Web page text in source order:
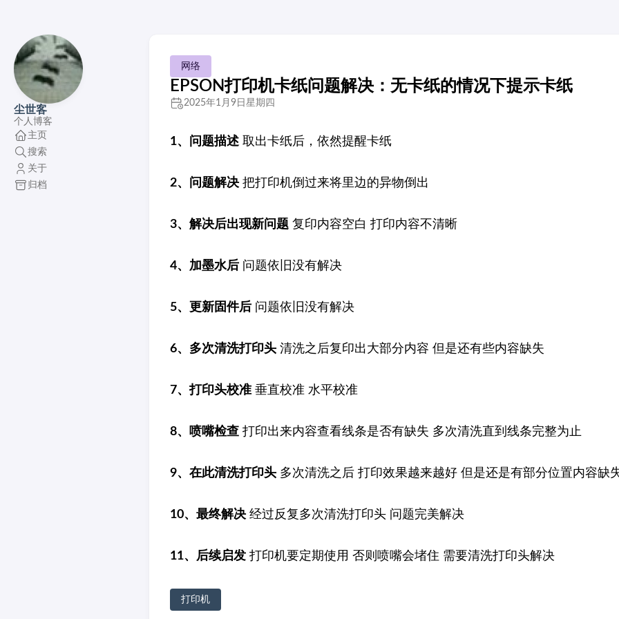
尘世客
个人博客
主页
搜索
关于
归档
网络
EPSON打印机卡纸问题解决：无卡纸的情况下提示卡纸
2025年1月9日星期四
1、问题描述取出卡纸后，依然提醒卡纸
2、问题解决把打印机倒过来将里边的异物倒出
3、解决后出现新问题复印内容空白 打印内容不清晰
4、加墨水后问题依旧没有解决
5、更新固件后问题依旧没有解决
6、多次清洗打印头清洗之后复印出大部分内容 但是还有些内容缺失
7、打印头校准垂直校准 水平校准
8、喷嘴检查打印出来内容查看线条是否有缺失 多次清洗直到线条完整为止
9、在此清洗打印头多次清洗之后 打印效果越来越好 但是还是有部分位置内容缺
10、最终解决经过反复多次清洗打印头 问题完美解决
11、后续启发打印机要定期使用 否则喷嘴会堵住 需要清洗打印头解决
打印机